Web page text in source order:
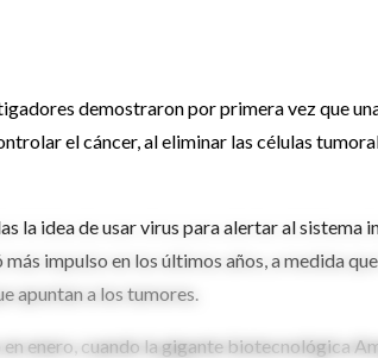
demostraron por primera vez que
el cáncer, al eliminar las células
la idea de usar virus para alertar al sistema
impulso en los últimos años, a medida
apuntan a los tumores.
enero, cuando la gigante biotecnológica